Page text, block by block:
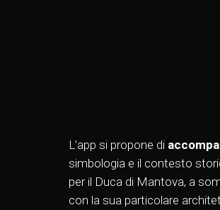
L’app si propone di
simbologia e il contesto
per il Duca di Mantova, a
con la sua particolare